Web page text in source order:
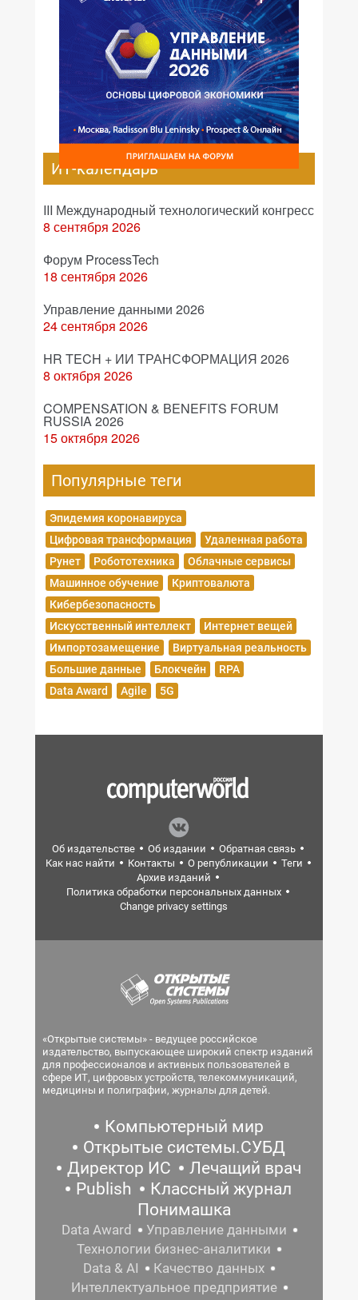
ИТ-календарь
III Международный технологический конгресс
8 сентября 2026
Форум ProcessTech
18 сентября 2026
Управление данными 2026
24 сентября 2026
HR TECH + ИИ ТРАНСФОРМАЦИЯ 2026
8 октября 2026
COMPENSATION & BENEFITS FORUM
RUSSIA 2026
15 октября 2026
Популярные теги
Эпидемия коронавируса
Цифровая трансформация
Удаленная работа
Рунет
Робототехника
Облачные сервисы
Машинное обучение
Криптовалюта
Кибербезопасность
Искусственный интеллект
Интернет вещей
Импортозамещение
Виртуальная реальность
Большие данные
Блокчейн
RPA
Data Award
Agile 5G
Об издательстве Об издании
Обратная связь
Как нас найти
Контакты О републикации
Теги
Архив изданий
Политика обработки персональных данных
Change privacy settings
«Открытые системы» - ведущее российское
издательство, выпускающее широкий спектр изданий
для профессионалов и активных пользователей в
сфере ИТ, цифровых устройств, телекоммуникаций,
медицины и полиграфии, журналы для детей.
Компьютерный мир
Открытые системы.СУБД
Директор ИС
Лечащий врач
Publish
Классный журнал
Понимашка
Data Award
Управление данными
Технологии бизнес-аналитики
Data & AI
Качество данных
Интеллектуальное предприятие